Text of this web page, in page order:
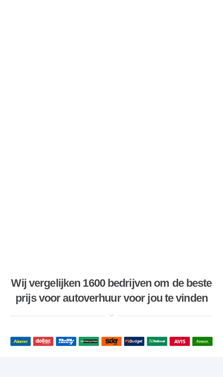
Wij vergelijken 1600 bedrijven om de beste
prijs voor autoverhuur voor jou te vinden